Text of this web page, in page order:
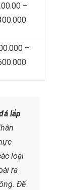
–
–
lắp
loại
ra
Để